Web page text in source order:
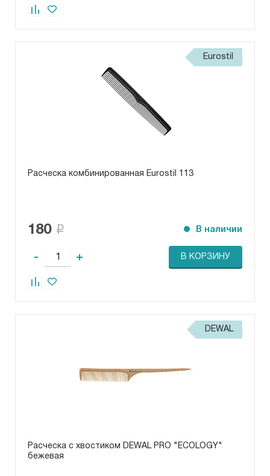
Eurostil
Расческа комбинированная Eurostil 113
180 В наличии
- + В КОРЗИНУ
DEWAL
Расческа с хвостиком DEWAL PRO "ECOLOGY"
бежевая